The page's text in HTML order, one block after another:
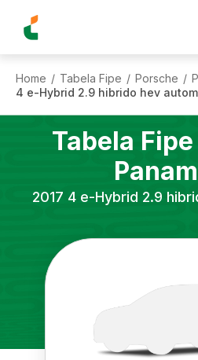
Home / Tabela Fipe / Porsche /
4 e-Hybrid 2.9 hibrido hev
Tabela Fipe
2017 4 e-Hybrid 2.9